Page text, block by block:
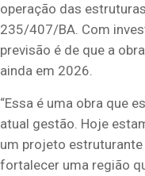
operação das
235/407/BA. Com
previsão é de que a
ainda em 2026.
“Essa é uma obra que
atual gestão. Hoje
um projeto
fortalecer uma região